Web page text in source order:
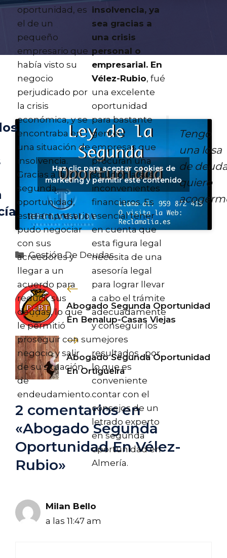
oportunidad, es
el de un
pequeño
empresario que
había visto su
negocio
perjudicado por
la crisis
económica, y se
encontraba en
una situación de
insolvencia.
Gracias a la
segunda
oportunidad,
este empresario
pudo negociar
con sus
acreedores y
llegar a un
acuerdo para
reducir sus
deudas, lo que
le permitió
proseguir con su
negocio y salir
de su situación
de
endeudamiento.
insolvencia, ya
sea gracias a
una crisis
personal o
empresarial. En
Vélez-Rubio, fué
una excelente
oportunidad
para bastante
gente y
empresas que
procuran una
solución a sus
inconvenientes
financieros. Es
esencial tener
en cuenta que
esta figura legal
necesita de una
asesoría legal
para lograr llevar
a cabo el trámite
adecuadamente
y conseguir los
mejores
resultados , por
lo que es
conveniente
contar con el
consejos de un
letrado experto
en segunda
oportunidad en
Almería.
Tengo
una losa
de
quiero
Haz clic para aceptar cookies de
marketing y permitir este contenido
Categorías
Gestión De Deudas
Abogado Segunda Oportunidad
En Benalup-Casas Viejas
Abogado Segunda Oportunidad
En Ortigueira
2 comentarios en
«Abogado Segunda
Oportunidad En Vélez-
Rubio»
Milan Bello
a las 11:47 am